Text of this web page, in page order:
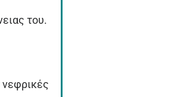
του.
νεφρικές